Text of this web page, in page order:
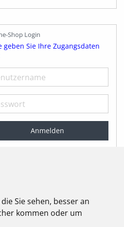
Sie sehen, besser an
kommen oder um
Shop Login
geben Sie Ihre Zugangsdaten